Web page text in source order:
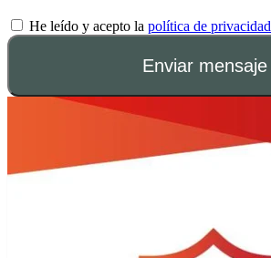
He leído y acepto la política de privacidad
Enviar mensaje